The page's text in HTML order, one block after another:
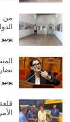
من
يونيو 13, 2026
يونيو 12, 2026